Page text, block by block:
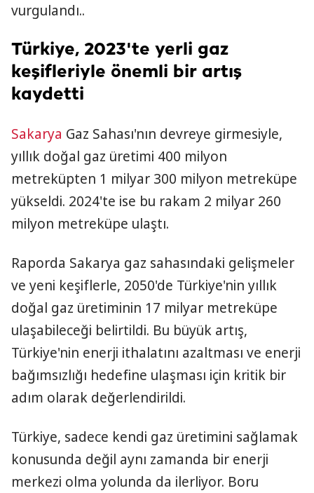
vurgulandı..
Türkiye, 2023'te yerli gaz
keşifleriyle önemli bir artış
kaydetti
Sakarya Gaz Sahası'nın devreye girmesiyle,
yıllık doğal gaz üretimi 400 milyon
metreküpten 1 milyar 300 milyon metreküpe
yükseldi. 2024'te ise bu rakam 2 milyar 260
milyon metreküpe ulaştı.
Raporda Sakarya gaz sahasındaki gelişmeler
ve yeni keşiflerle, 2050'de Türkiye'nin yıllık
doğal gaz üretiminin 17 milyar metreküpe
ulaşabileceği belirtildi. Bu büyük artış,
Türkiye'nin enerji ithalatını azaltması ve enerji
bağımsızlığı hedefine ulaşması için kritik bir
adım olarak değerlendirildi.
Türkiye, sadece kendi gaz üretimini sağlamak
konusunda değil aynı zamanda bir enerji
merkezi olma yolunda da ilerliyor. Boru